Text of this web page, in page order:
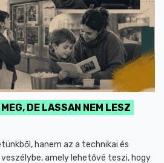
DE LASSAN NEM LESZ
hanem az a technikai és
amely lehetővé teszi, hogy